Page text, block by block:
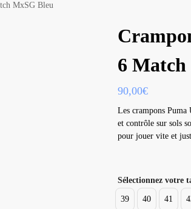
MxSG Bleu
6
90,00€
Les crampons
et contrôle sur sols
pour jouer vite et
Sélectionnez votre
39 40 41